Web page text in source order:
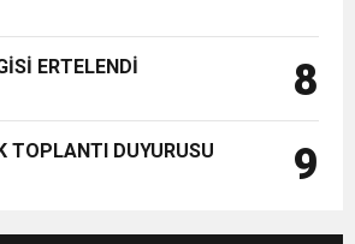
ERTELENDİ 8
TOPLANTI DUYURUSU 9